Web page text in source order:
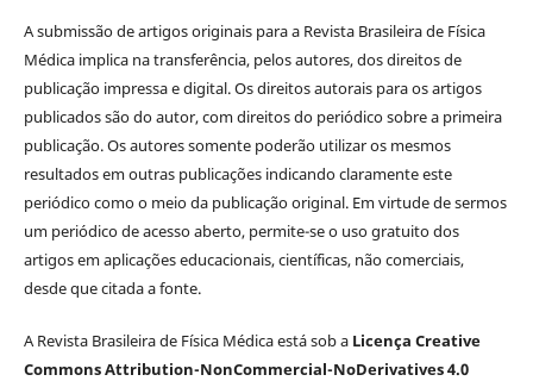
A submissão de artigos originais para a Revista Brasileira de Física
Médica implica na transferência, pelos autores, dos direitos de
publicação impressa e digital. Os direitos autorais para os artigos
publicados são do autor, com direitos do periódico sobre a primeira
publicação. Os autores somente poderão utilizar os mesmos
resultados em outras publicações indicando claramente este
periódico como o meio da publicação original. Em virtude de sermos
um periódico de acesso aberto, permite-se o uso gratuito dos
artigos em aplicações educacionais, científicas, não comerciais,
desde que citada a fonte.
A Revista Brasileira de Física Médica está sob a Licença Creative
Commons Attribution-NonCommercial-NoDerivatives 4.0